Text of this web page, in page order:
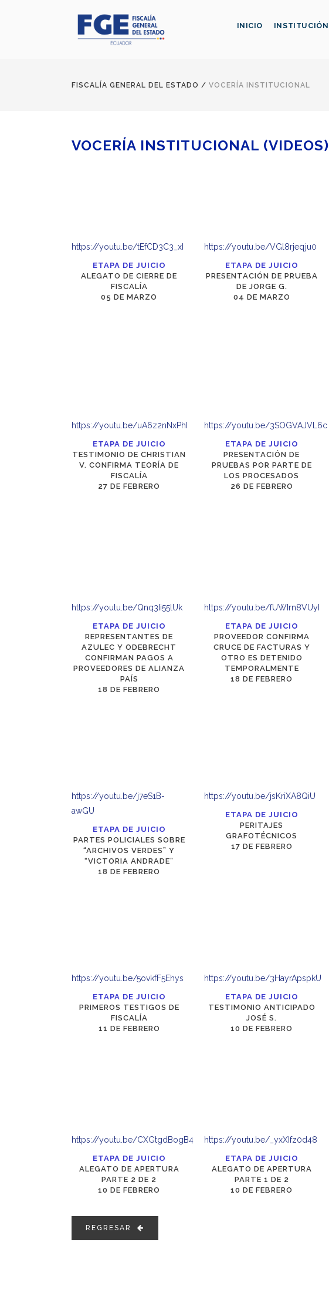
INICIO INSTITUCIÓN
FISCALÍA GENERAL DEL ESTADO / VOCERÍA INSTITUCIONAL
VOCERÍA INSTITUCIONAL (VIDEOS)
https://youtu.be/tEfCD3C3_xI
ETAPA DE JUICIO
ALEGATO DE CIERRE DE
FISCALÍA
05 DE MARZO
https://youtu.be/VGl8rjeqju0
ETAPA DE JUICIO
PRESENTACIÓN DE PRUEBA
DE JORGE G.
04 DE MARZO
https://youtu.be/uA6z2nNxPhI
ETAPA DE JUICIO
TESTIMONIO DE CHRISTIAN
V. CONFIRMA TEORÍA DE
FISCALÍA
27 DE FEBRERO
https://youtu.be/3SOGVAJVL6c
ETAPA DE JUICIO
PRESENTACIÓN DE
PRUEBAS POR PARTE DE
LOS PROCESADOS
26 DE FEBRERO
https://youtu.be/Qnq3Ii55lUk
ETAPA DE JUICIO
REPRESENTANTES DE
AZULEC Y ODEBRECHT
CONFIRMAN PAGOS A
PROVEEDORES DE ALIANZA
PAÍS
18 DE FEBRERO
https://youtu.be/fUWIrn8VUyI
ETAPA DE JUICIO
PROVEEDOR CONFIRMA
CRUCE DE FACTURAS Y
OTRO ES DETENIDO
TEMPORALMENTE
18 DE FEBRERO
https://youtu.be/j7eS1B-
awGU
ETAPA DE JUICIO
PARTES POLICIALES SOBRE
“ARCHIVOS VERDES” Y
“VICTORIA ANDRADE”
18 DE FEBRERO
https://youtu.be/jsKriXA8QiU
ETAPA DE JUICIO
PERITAJES
GRAFOTÉCNICOS
17 DE FEBRERO
https://youtu.be/5ovkfF5Ehys
ETAPA DE JUICIO
PRIMEROS TESTIGOS DE
FISCALÍA
11 DE FEBRERO
https://youtu.be/3HayrApspkU
ETAPA DE JUICIO
TESTIMONIO ANTICIPADO
JOSÉ S.
10 DE FEBRERO
https://youtu.be/CXGtgdBogB4
ETAPA DE JUICIO
ALEGATO DE APERTURA
PARTE 2 DE 2
10 DE FEBRERO
https://youtu.be/_yxXIfz0d48
ETAPA DE JUICIO
ALEGATO DE APERTURA
PARTE 1 DE 2
10 DE FEBRERO
REGRESAR